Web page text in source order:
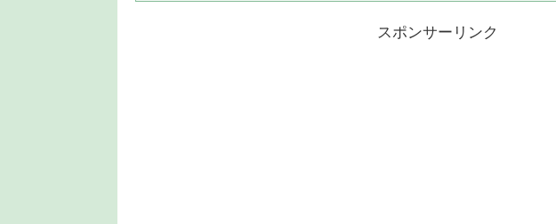
スポンサーリンク